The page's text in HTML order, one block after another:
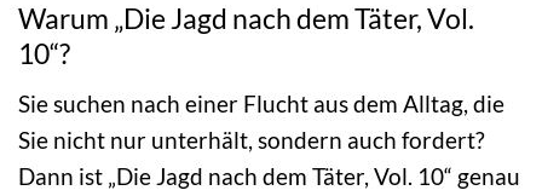
Warum „Die Jagd nach dem Täter, Vol.
10“?
Sie suchen nach einer Flucht aus dem Alltag, die
Sie nicht nur unterhält, sondern auch fordert?
Dann ist „Die Jagd nach dem Täter, Vol. 10“ genau